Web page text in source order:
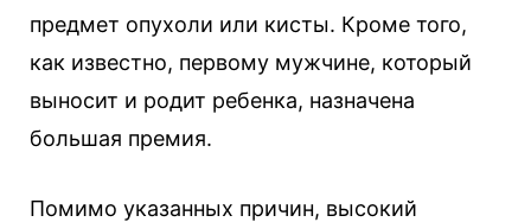
предмет опухоли или кисты. Кроме того,
как известно, первому мужчине, который
выносит и родит ребенка, назначена
большая премия.
Помимо указанных причин, высокий